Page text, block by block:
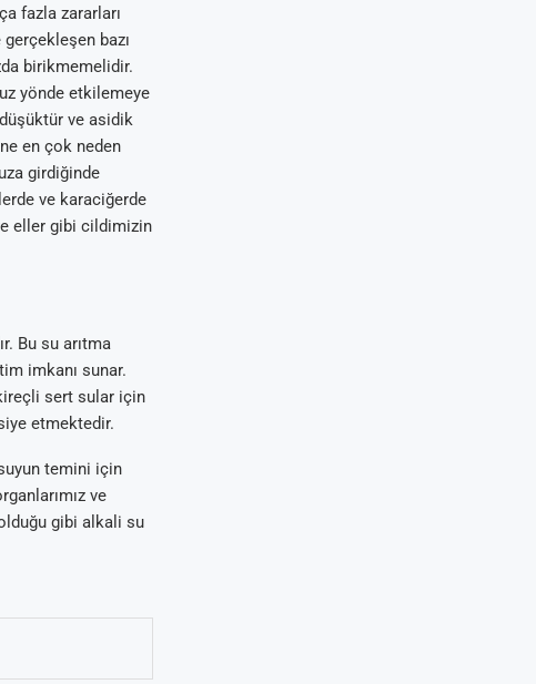
fazla zararları
bazı
birikmemelidir.
yönde etkilemeye
ve asidik
en çok neden
girdiğinde
ve karaciğerde
eller gibi cildimizin
Bu su arıtma
imkanı sunar.
sert sular için
etmektedir.
temini için
ve
gibi alkali su